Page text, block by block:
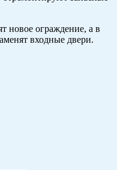
новое ограждение, а в
входные двери.